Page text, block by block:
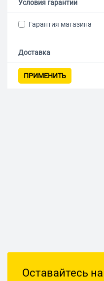
Условия гарантии
Гарантия магазина
Доставка
ПРИМЕНИТЬ
Оставайтесь